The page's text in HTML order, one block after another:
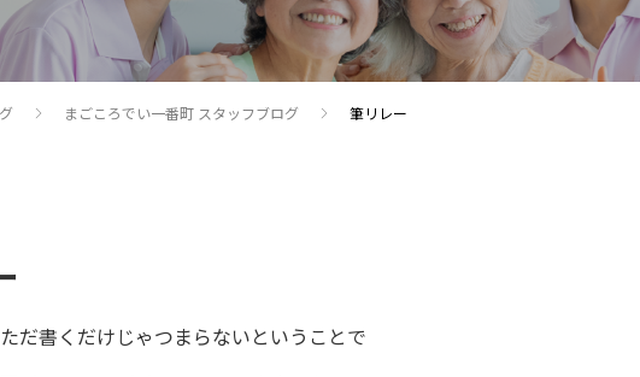
まごころでい一番町 スタッフブログ 筆リレー
だ書くだけじゃつまらないということで